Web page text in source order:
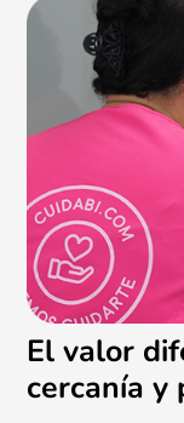
El valor
cercanía y